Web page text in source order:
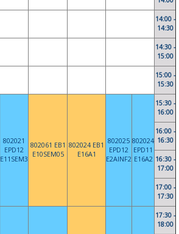
14:00 -
14:30
14:30 -
15:00
15:00 -
15:30
802021
EPD12
E11SEM3
802061 EB1
E10SEM05
802024 EB1
E16A1
802025
EPD12
E2AINF2
802024
EPD11
E16A2
15:30 -
16:00
16:00 -
16:30
16:30 -
17:00
17:00 -
17:30
17:30 -
18:00